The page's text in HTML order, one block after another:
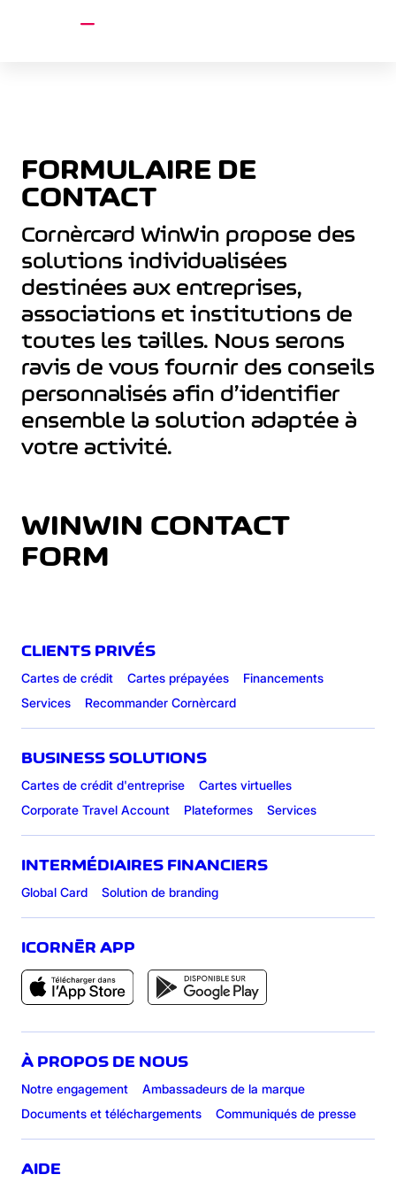
FORMULAIRE DE
CONTACT
Cornèrcard WinWin propose des
solutions individualisées
destinées aux entreprises,
associations et institutions de
toutes les tailles. Nous serons
ravis de vous fournir des conseils
personnalisés afin d’identifier
ensemble la solution adaptée à
votre activité.
WINWIN CONTACT
FORM
CLIENTS PRIVÉS
Cartes de crédit Cartes prépayées
Financements
Services
Recommander Cornèrcard
BUSINESS SOLUTIONS
Cartes de crédit d'entreprise
Cartes virtuelles
Corporate Travel Account
Plateformes Services
INTERMÉDIAIRES FINANCIERS
Global Card Solution de branding
ICORNÈR APP
À PROPOS DE NOUS
Notre engagement
Ambassadeurs de la marque
Documents et téléchargements
Communiqués de presse
AIDE